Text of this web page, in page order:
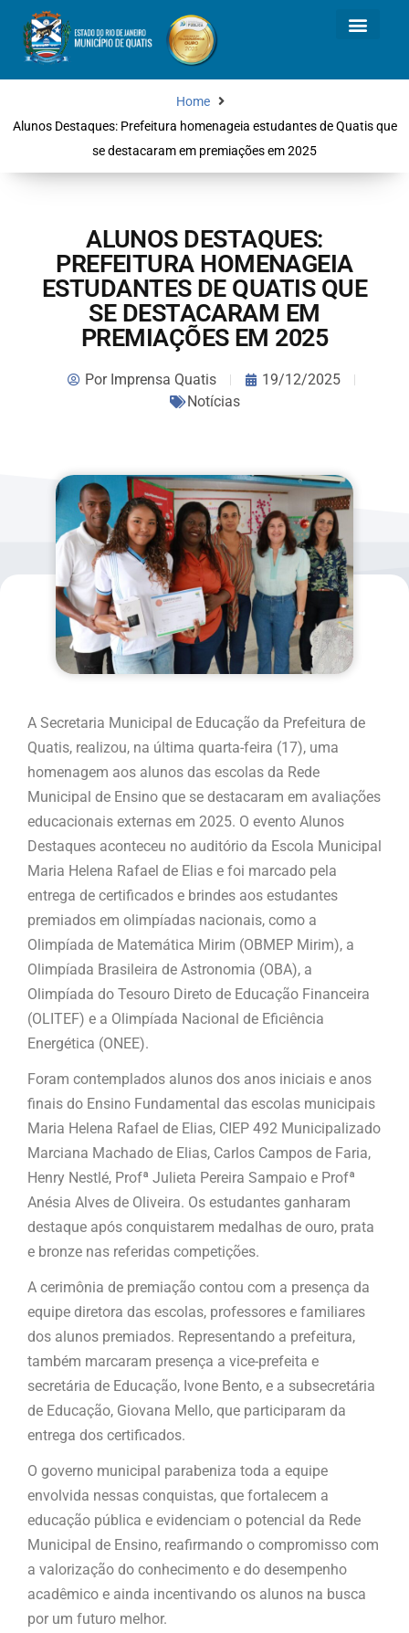
Home
Alunos Destaques: Prefeitura homenageia estudantes de Quatis que
se destacaram em premiações em 2025
ALUNOS DESTAQUES:
PREFEITURA HOMENAGEIA
ESTUDANTES DE QUATIS QUE
SE DESTACARAM EM
PREMIAÇÕES EM 2025
PorImprensa Quatis
19/12/2025
Notícias
A Secretaria Municipal de Educação da Prefeitura de
Quatis, realizou, na última quarta-feira (17), uma
homenagem aos alunos das escolas da Rede
Municipal de Ensino que se destacaram em avaliações
educacionais externas em 2025. O evento Alunos
Destaques aconteceu no auditório da Escola Municipal
Maria Helena Rafael de Elias e foi marcado pela
entrega de certificados e brindes aos estudantes
premiados em olimpíadas nacionais, como a
Olimpíada de Matemática Mirim (OBMEP Mirim), a
Olimpíada Brasileira de Astronomia (OBA), a
Olimpíada do Tesouro Direto de Educação Financeira
(OLITEF) e a Olimpíada Nacional de Eficiência
Energética (ONEE).
Foram contemplados alunos dos anos iniciais e anos
finais do Ensino Fundamental das escolas municipais
Maria Helena Rafael de Elias, CIEP 492 Municipalizado
Marciana Machado de Elias, Carlos Campos de Faria,
Henry Nestlé, Profª Julieta Pereira Sampaio e Profª
Anésia Alves de Oliveira. Os estudantes ganharam
destaque após conquistarem medalhas de ouro, prata
e bronze nas referidas competições.
A cerimônia de premiação contou com a presença da
equipe diretora das escolas, professores e familiares
dos alunos premiados. Representando a prefeitura,
também marcaram presença a vice-prefeita e
secretária de Educação, Ivone Bento, e a subsecretária
de Educação, Giovana Mello, que participaram da
entrega dos certificados.
O governo municipal parabeniza toda a equipe
envolvida nessas conquistas, que fortalecem a
educação pública e evidenciam o potencial da Rede
Municipal de Ensino, reafirmando o compromisso com
a valorização do conhecimento e do desempenho
acadêmico e ainda incentivando os alunos na busca
por um futuro melhor.